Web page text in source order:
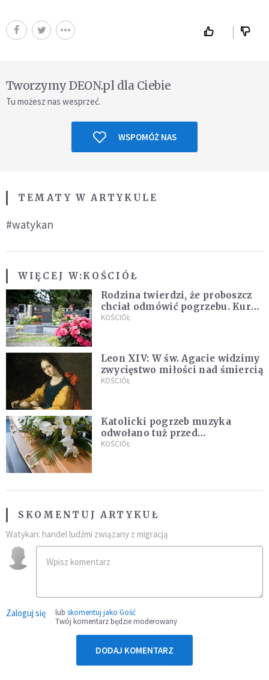
Tworzymy DEON.pl dla Ciebie
Tu możesz nas wesprzeć.
WSPOMÓŻ NAS
TEMATY W ARTYKULE
#watykan
WIĘCEJ W:KOŚCIÓŁ
Rodzina twierdzi, że proboszcz
chciał odmówić pogrzebu. Kuria
zapowiada wyjaśnienia
KOŚCIÓŁ
Leon XIV: W św. Agacie widzimy
zwycięstwo miłości nad śmiercią
KOŚCIÓŁ
Katolicki pogrzeb muzyka
odwołano tuż przed
uroczystością. Powodem była
KOŚCIÓŁ
SKOMENTUJ ARTYKUŁ
Watykan: handel ludźmi związany z migracją
Zaloguj się lub skomentuj jako Gość
Twój komentarz będzie moderowany
DODAJ KOMENTARZ